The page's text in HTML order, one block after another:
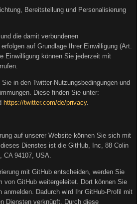
Bereitstellung und Personalisierung
die damit verbundenen
auf Grundlage Ihrer Einwilligung (Art.
Einwilligung können Sie jederzeit mit
in den Twitter-Nutzungsbedingungen und
Diese finden Sie unter:
https://twitter.com/de/privacy.
auf unserer Website können Sie sich mit
Dienstes ist die GitHub, Inc, 88 Colin
CA 94107, USA.
mit GitHub entscheiden, werden Sie
von GitHub weitergeleitet. Dort können Sie
anmelden. Dadurch wird Ihr GitHub-Profil mit
Diensten verknüpft. Durch diese